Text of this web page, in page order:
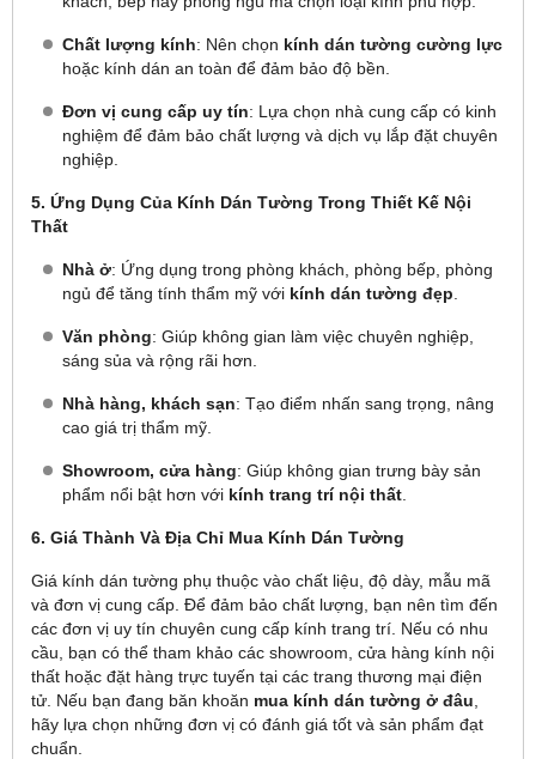
Chất lượng kính: Nên chọn kính dán tường cường lực
hoặc kính dán an toàn để đảm bảo độ bền.
Đơn vị cung cấp uy tín: Lựa chọn nhà cung cấp có kinh
nghiệm để đảm bảo chất lượng và dịch vụ lắp đặt chuyên
nghiệp.
5. Ứng Dụng Của Kính Dán Tường Trong Thiết Kế Nội
Thất
Nhà ở: Ứng dụng trong phòng khách, phòng bếp, phòng
ngủ để tăng tính thẩm mỹ với kính dán tường đẹp
Văn phòng: Giúp không gian làm việc chuyên nghiệp,
sáng sủa và rộng rãi hơn.
Nhà hàng, khách sạn: Tạo điểm nhấn sang trọng, nâng
cao giá trị thẩm mỹ.
Showroom, cửa hàng: Giúp không gian trưng bày sản
phẩm nổi bật hơn với kính trang trí nội thất
6. Giá Thành Và Địa Chỉ Mua Kính Dán Tường
Giá kính dán tường phụ thuộc vào chất liệu, độ dày, mẫu mã
và đơn vị cung cấp. Để đảm bảo chất lượng, bạn nên tìm đến
các đơn vị uy tín chuyên cung cấp kính trang trí. Nếu có nhu
cầu, bạn có thể tham khảo các showroom, cửa hàng kính nội
thất hoặc đặt hàng trực tuyến tại các trang thương mại điện
tử. Nếu bạn đang băn khoăn mua kính dán tường ở đâu
hãy lựa chọn những đơn vị có đánh giá tốt và sản phẩm đạt
chuẩn.